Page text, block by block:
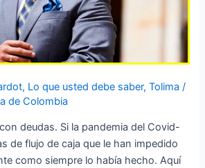
, Lo que usted debe saber,Tolima /
de Colombia
deudas. Si la pandemia del Covid-
de flujo de caja que le han impedido
como siempre lo había hecho. Aquí